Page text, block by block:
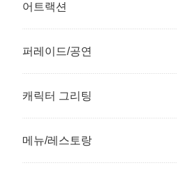
어트랙션
퍼레이드/공연
캐릭터 그리팅
메뉴/레스토랑